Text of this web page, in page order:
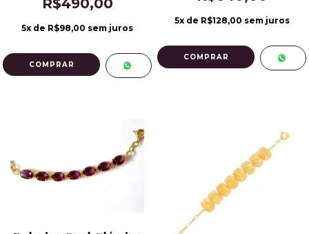
R$490,00
5x de R$98,00 sem juros
5x de R$128,00 sem juros